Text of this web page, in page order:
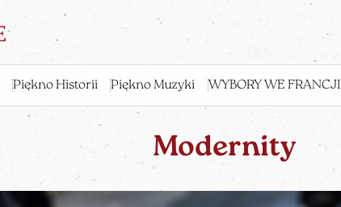
Piękno Historii Piękno Muzyki WYBORY WE FRANCJI
Modernity